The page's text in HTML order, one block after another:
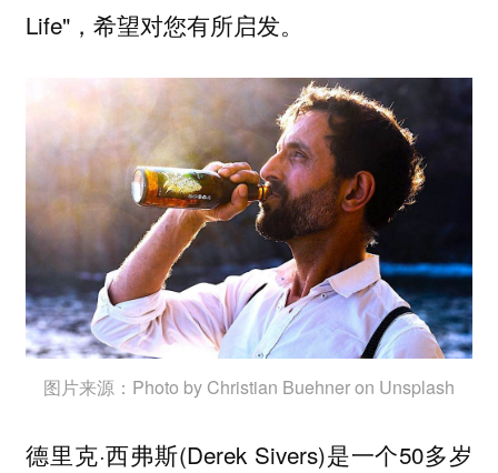
Life"，希望对您有所启发。
图片来源：Photo by Christian Buehner on Unsplash
德里克·西弗斯(Derek Sivers)是一个50多岁